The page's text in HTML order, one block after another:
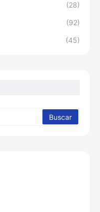
(28)
(92)
(45)